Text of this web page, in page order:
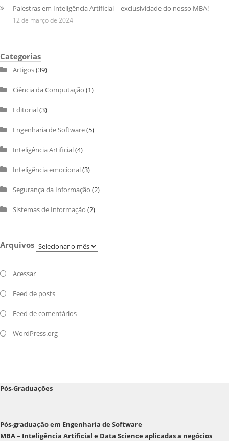
Palestras em Inteligência Artificial – exclusividade do nosso MBA!
12 de março de 2024
Categorias
Artigos(39)
Ciência da Computação (1)
Editorial(3)
Engenharia de Software(5)
Inteligência Artificial(4)
Inteligência emocional(3)
Segurança da Informação (2)
Sistemas de Informação (2)
ArquivosArquivos
Acessar
Feed de posts
Feed de comentários
WordPress.org
Pós-Graduações
Pós-graduação em Engenharia de Software
MBA – Inteligência Artificial e Data Science aplicadas a negócios